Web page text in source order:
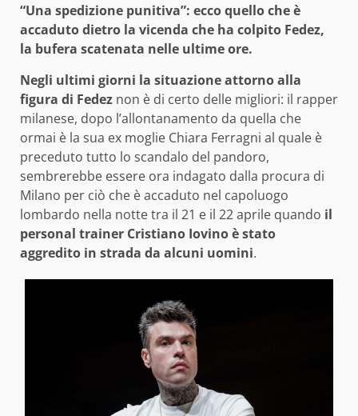
“Una spedizione punitiva”: ecco quello che è
accaduto dietro la vicenda che ha colpito Fedez,
la bufera scatenata nelle ultime ore.
Negli ultimi giorni la situazione attorno alla
figura di Fedez non è di certo delle migliori: il rapper
milanese, dopo l’allontanamento da quella che
ormai è la sua ex moglie Chiara Ferragni al quale è
preceduto tutto lo scandalo del pandoro,
sembrerebbe essere ora indagato dalla procura di
Milano per ciò che è accaduto nel capoluogo
lombardo nella notte tra il 21 e il 22 aprile quando il
personal trainer Cristiano Iovino è stato
aggredito in strada da alcuni uomini.